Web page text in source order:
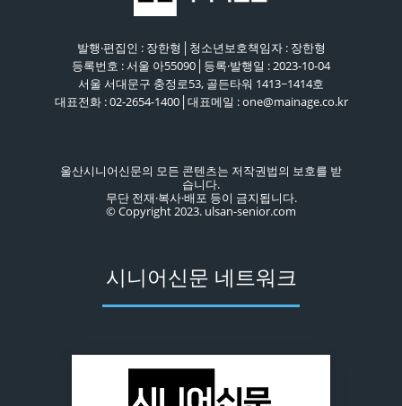
발행·편집인 : 장한형│청소년보호책임자 : 장한형
등록번호 : 서울 아55090│등록·발행일 : 2023-10-04
서울 서대문구 충정로53, 골든타워 1413~1414호
대표전화 : 02-2654-1400│대표메일 : one@mainage.co.kr
울산시니어신문의 모든 콘텐츠는 저작권법의 보호를 받
습니다.
무단 전재·복사·배포 등이 금지됩니다.
© Copyright 2023. ulsan-senior.com
시니어신문 네트워크